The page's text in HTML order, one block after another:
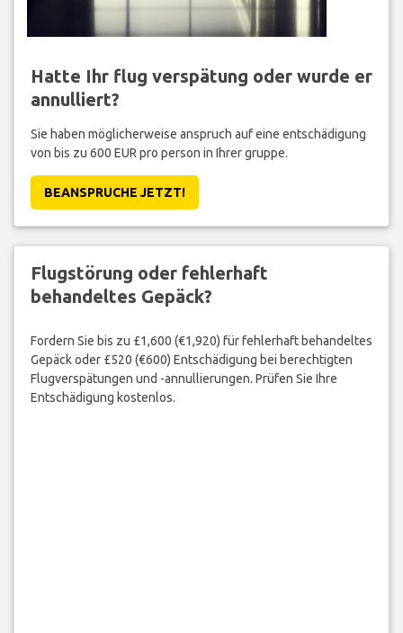
Hatte Ihr flug verspätung oder wurde er
annulliert?
Sie haben möglicherweise anspruch auf eine entschädigung
von bis zu 600 EUR pro person in Ihrer gruppe.
BEANSPRUCHE JETZT!
Flugstörung oder fehlerhaft
behandeltes Gepäck?
Fordern Sie bis zu £1,600 (€1,920) für fehlerhaft behandeltes
Gepäck oder £520 (€600) Entschädigung bei berechtigten
Flugverspätungen und -annullierungen. Prüfen Sie Ihre
Entschädigung kostenlos.